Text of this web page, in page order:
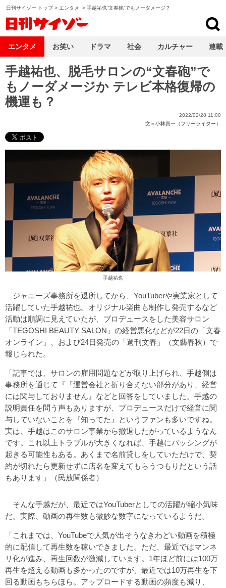
日刊サイゾー トップ> エンタメ > 手越祐也“文春砲”でもノーダメージ？
手越祐也、脱毛サロンの“文春砲”で
もノーダメージか テレビ本格復帰の
機運も？
2022/02/28 11:00
文＝小林真一（フリーライター）
手越祐也
ジャニーズ事務所を退所してから、YouTuberや実業家として
活躍していた手越祐也。オリジナル楽曲も制作し発売するなど
活動は順調に見えていたが、プロデュースをした美容サロン
「TEGOSHI BEAUTY SALON」の経営悪化などが22日の 「文春
オンライン」
、および24日発売の「週刊文春」（文藝春秋）で
報じられた。
「記事では、サロンの雇用問題などが取り上げられ、手越側は
事務所を通じて『「運営会社と折り合えない部分があり、経営
には関与しておりません』などと回答をしていました。手越の
説明責任を問う声もありますが、プロデュースだけで経営に関
与していないことを『知ってた』というファンも多いですね。
実は、手越はこのサロン事業から撤退したがっているようなん
です。これ以上トラブルが大きくなれば、手越にバッシングが
起きる可能性もある。あくまで名前貸しをしていただけで、契
約が切れたら更新せずに店名を変えてもらうつもりだという話
もあります」（民放関係者）
そんな手越だが、最近ではYouTuberとしての活躍が縮小気味
だ。実際、動画の再生数も微妙な数字になっているようだ。
「これまでは、YouTubeで人気が出そうなきわどい動画を積極
的に配信して再生数を稼いできました。ただ、最近ではマンネ
リ化が進み、再生回数が激減しています。1年ほど前には100万
再生を超える動画も多かったのですが、最近では10万再生を下
回る動画もちらほら。アップロードする動画の頻度も減り、
エンタメ お笑い ドラマ 社会 カルチャー 連載